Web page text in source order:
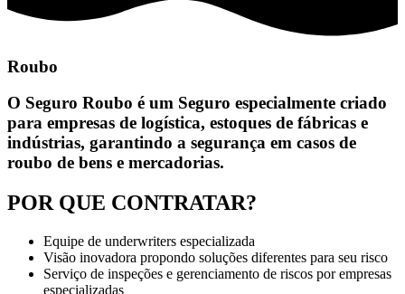
Roubo
O Seguro Roubo é um Seguro especialmente criado
para empresas de logística, estoques de fábricas e
indústrias, garantindo a segurança em casos de
roubo de bens e mercadorias.
POR QUE CONTRATAR?
Equipe de underwriters especializada
Visão inovadora propondo soluções diferentes para seu risco
Serviço de inspeções e gerenciamento de riscos por empresas
especializadas